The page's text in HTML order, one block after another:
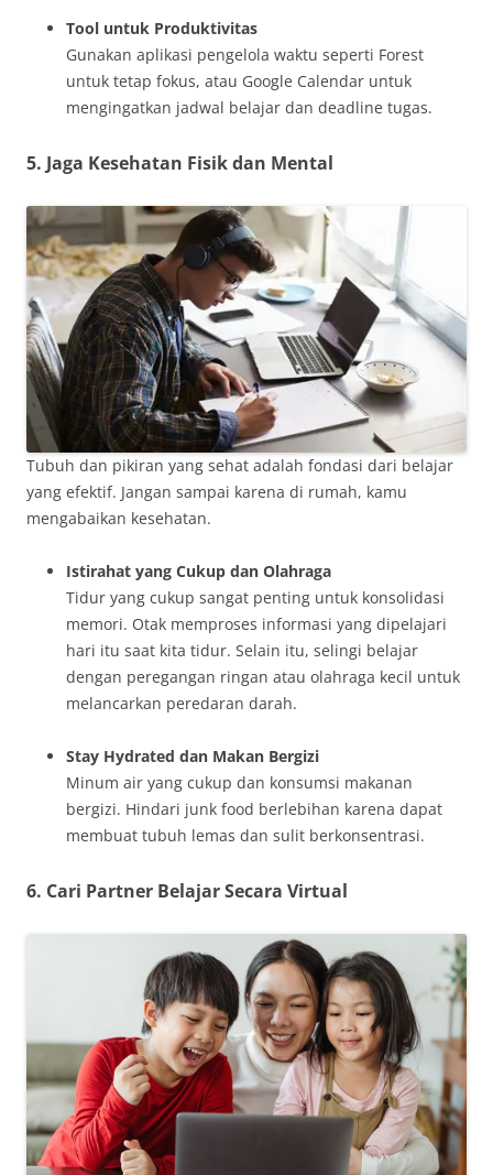
Tool untuk Produktivitas
Gunakan aplikasi pengelola waktu seperti Forest
untuk tetap fokus, atau Google Calendar untuk
mengingatkan jadwal belajar dan deadline tugas.
5. Jaga Kesehatan Fisik dan Mental
Tubuh dan pikiran yang sehat adalah fondasi dari belajar
yang efektif. Jangan sampai karena di rumah, kamu
mengabaikan kesehatan.
Istirahat yang Cukup dan Olahraga
Tidur yang cukup sangat penting untuk konsolidasi
memori. Otak memproses informasi yang dipelajari
hari itu saat kita tidur. Selain itu, selingi belajar
dengan peregangan ringan atau olahraga kecil untuk
melancarkan peredaran darah.
Stay Hydrated dan Makan Bergizi
Minum air yang cukup dan konsumsi makanan
bergizi. Hindari junk food berlebihan karena dapat
membuat tubuh lemas dan sulit berkonsentrasi.
6. Cari Partner Belajar Secara Virtual